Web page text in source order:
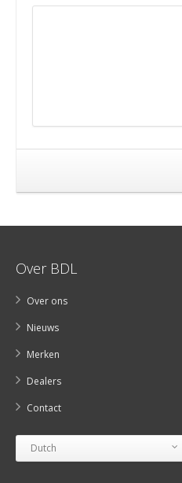
Over BDL
Over ons
Nieuws
Merken
Dealers
Contact
Dutch